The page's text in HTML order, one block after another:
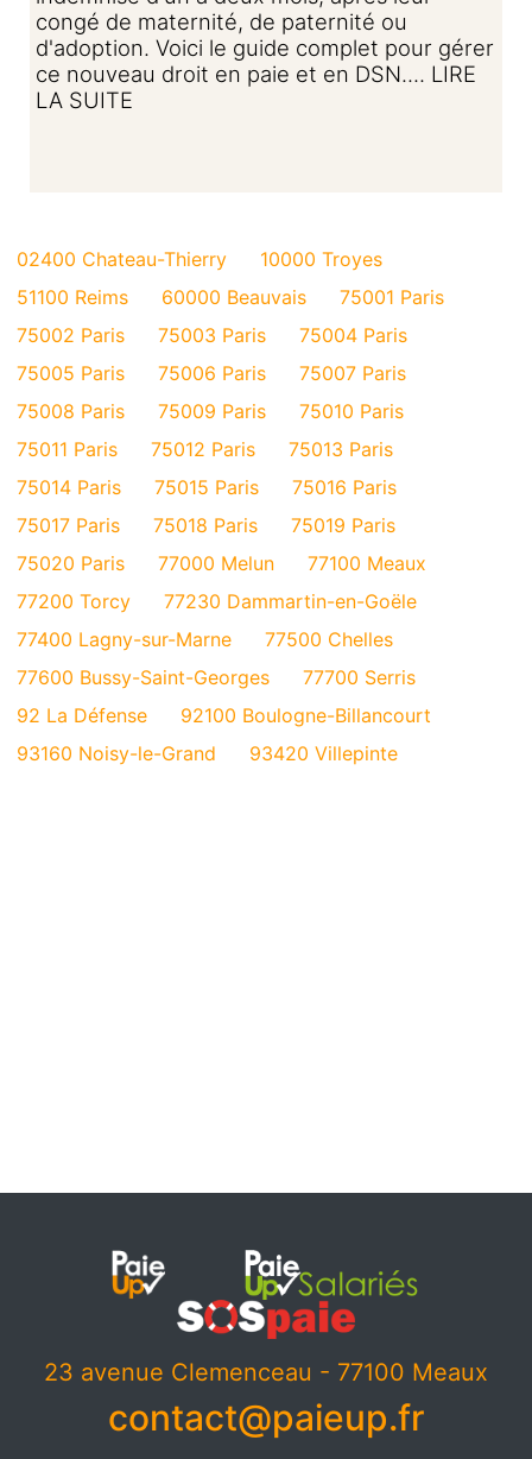
congé de maternité, de paternité ou
d'adoption. Voici le guide complet pour gérer
ce nouveau droit en paie et en DSN.... LIRE
LA SUITE
02400 Chateau-Thierry
10000 Troyes
51100 Reims
60000 Beauvais
75001 Paris
75002 Paris
75003 Paris
75004 Paris
75005 Paris
75006 Paris
75007 Paris
75008 Paris
75009 Paris
75010 Paris
75011 Paris
75012 Paris
75013 Paris
75014 Paris
75015 Paris
75016 Paris
75017 Paris
75018 Paris
75019 Paris
75020 Paris
77000 Melun
77100 Meaux
77200 Torcy
77230 Dammartin-en-Goële
77400 Lagny-sur-Marne
77500 Chelles
77600 Bussy-Saint-Georges
77700 Serris
92 La Défense
92100 Boulogne-Billancourt
93160 Noisy-le-Grand
93420 Villepinte
23 avenue Clemenceau - 77100 Meaux
contact@paieup.fr